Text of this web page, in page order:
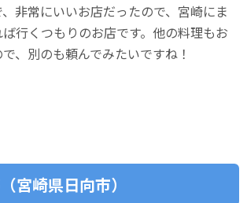
非常にいいお店だったので、宮崎にま
行くつもりのお店です。他の料理もお
、別のも頼んでみたいですね！
宮崎県日向市）